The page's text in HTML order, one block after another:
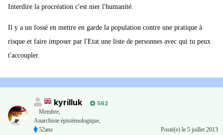
Interdire la procréation c'est nier l'humanité.
Il y a un fossé en mettre en garde la population contre une pratique à
risque et faire imposer par l'Etat une liste de personnes avec qui tu peux
t'accoupler.
kyrilluk
562
Membre,
Anarchiste épistémologique,
52ans
Posté(e) le 5 juillet 2013